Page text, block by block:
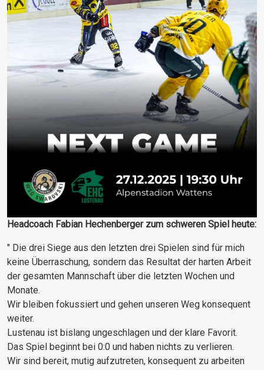
Headcoach Fabian Hechenberger zum schweren Spiel heute:
" Die drei Siege aus den letzten drei Spielen sind für mich
keine Überraschung, sondern das Resultat der harten Arbeit
der gesamten Mannschaft über die letzten Wochen und
Monate.
Wir bleiben fokussiert und gehen unseren Weg konsequent
weiter.
Lustenau ist bislang ungeschlagen und der klare Favorit.
Das Spiel beginnt bei 0:0 und haben nichts zu verlieren.
Wir sind bereit, mutig aufzutreten, konsequent zu arbeiten